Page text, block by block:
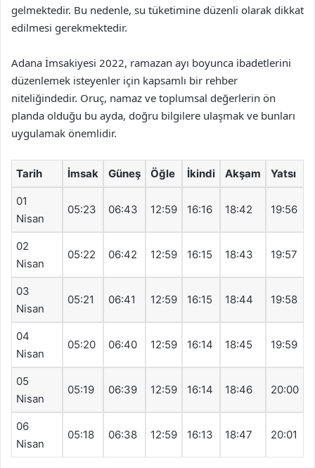
gelmektedir. Bu nedenle, su tüketimine düzenli olarak dikkat
edilmesi gerekmektedir.
Adana İmsakiyesi 2022, ramazan ayı boyunca ibadetlerini
düzenlemek isteyenler için kapsamlı bir rehber
niteliğindedir. Oruç, namaz ve toplumsal değerlerin ön
planda olduğu bu ayda, doğru bilgilere ulaşmak ve bunları
uygulamak önemlidir.
Tarih İmsak Güneş Öğle İkindi Akşam Yatsı
01
Nisan
05:23 06:43 12:59 16:16 18:42 19:56
02
Nisan
05:22 06:42 12:59 16:15 18:43 19:57
03
Nisan
05:21 06:41 12:59 16:15 18:44 19:58
04
Nisan
05:20 06:40 12:59 16:14 18:45 19:59
05
Nisan
05:19 06:39 12:59 16:14 18:46 20:00
06
Nisan
05:18 06:38 12:59 16:13 18:47 20:01